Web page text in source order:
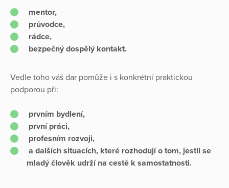
mentor,
průvodce,
rádce,
bezpečný dospělý kontakt.
Vedle toho váš dar pomůže i s konkrétní praktickou
podporou při:
prvním bydlení,
první práci,
profesním rozvoji,
a dalších situacích, které rozhodují o tom, jestli se
mladý člověk udrží na cestě k samostatnosti.